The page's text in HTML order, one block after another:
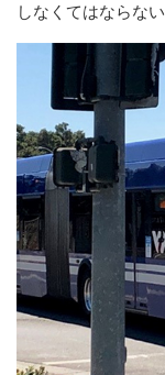
しなくてはならない